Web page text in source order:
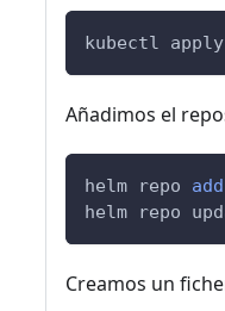
kubectl apply
Añadimos el
helm repo add
helm repo
Creamos un